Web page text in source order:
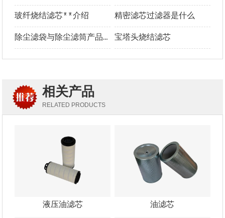
玻纤烧结滤芯**介绍 精密滤芯过滤器是什么
除尘滤袋与除尘滤筒产品介绍及优势对比 宝塔头烧结滤芯
相关产品
RELATED PRODUCTS
液压油滤芯 油滤芯